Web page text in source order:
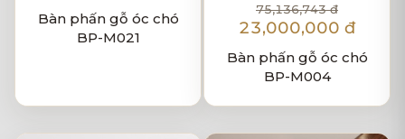
Bàn phấn gỗ óc chó
BP-M021
75,136,743 đ
23,000,000 đ
Bàn phấn gỗ óc chó
BP-M004